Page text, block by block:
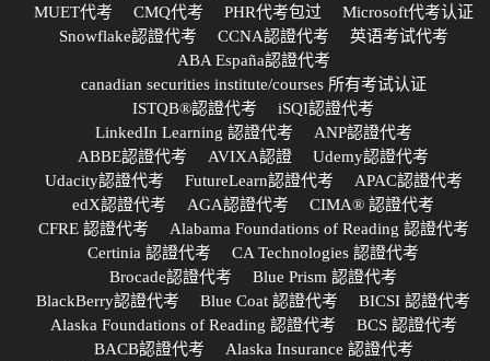
MUET代考
CMQ代考 PHR代考包过
Microsoft代考认证
Snowflake認證代考
CCNA認證代考
英语考试代考
ABA España認證代考
canadian securities institute/courses 所有考试认证
ISTQB®認證代考
iSQI認證代考
LinkedIn Learning 認證代考
ANP認證代考
ABBE認證代考
AVIXA認證
Udemy認證代考
Udacity認證代考
FutureLearn認證代考
APAC認證代考
edX認證代考
AGA認證代考
CIMA® 認證代考
CFRE 認證代考
Alabama Foundations of Reading 認證代考
Certinia 認證代考
CA Technologies 認證代考
Brocade認證代考
Blue Prism 認證代考
BlackBerry認證代考
Blue Coat 認證代考
BICSI 認證代考
Alaska Foundations of Reading 認證代考
BCS 認證代考
BACB認證代考
Alaska Insurance 認證代考